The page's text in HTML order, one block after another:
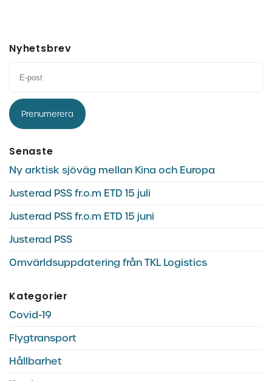
Nyhetsbrev
Prenumerera
Senaste
Ny arktisk sjöväg mellan Kina och Europa
Justerad PSS fr.o.m ETD 15 juli
Justerad PSS fr.o.m ETD 15 juni
Justerad PSS
Omvärldsuppdatering från TKL Logistics
Kategorier
Covid-19
Flygtransport
Hållbarhet